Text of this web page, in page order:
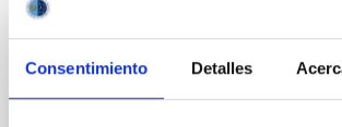
Consentimiento Detalles
NOTA DE PRENSA
La construcción del telescopio